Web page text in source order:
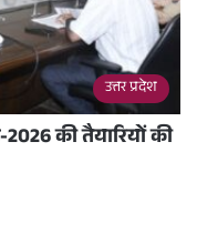
उत्तर प्रदेश
की तैयारियों की